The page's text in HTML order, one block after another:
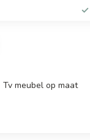
Tv meubel op maat